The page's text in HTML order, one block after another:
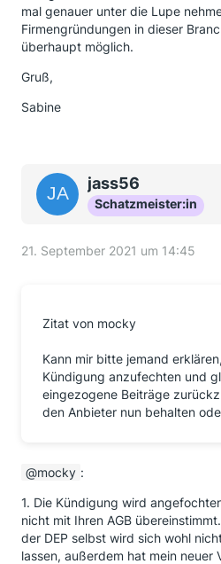
mal genauer unter die Lupe
Firmengründungen in dieser
überhaupt möglich.
Gruß,
Sabine
jass56
Schatzmeister:in
21. September 2021 um 14:45
Zitat von mocky
Kann mir bitte jemand
Kündigung anzufechten und
eingezogene Beiträge
den Anbieter nun behalten
mocky :
1. Die Kündigung wird
nicht mit Ihren AGB
der DEP selbst wird sich wohl
lassen, außerdem hat mein neuer